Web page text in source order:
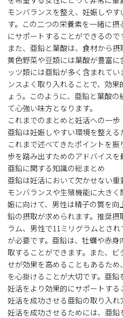
モンバランスを整え、妊娠しや
す。この二つの栄養素を一緒に
にサポートすることができるので
また、亜鉛と葉酸は、食材から
黄色野菜や豆類には葉酸が豊富
ッツ類には亜鉛が多く含まれて
ンスよく取り入れることで、効
ょう。このように、亜鉛と葉酸
て心強い味方となります。
これまでのまとめと妊活への一歩
亜鉛は妊娠しやすい環境を整える
これまで述べてきたポイントを
歩を踏み出すためのアドバイスを
亜鉛に関する知識の総まとめ
亜鉛は妊活において欠かせない
モンバランスや生殖機能に大き
娠に向けて、男性は精子の質を
鉛の摂取が求められます。推奨
ラム、男性で11ミリグラムとさ
が必要です。亜鉛は、牡蠣や赤
取することができます。また、
せが効果を高めることもあるた
を心掛けることが大切です。亜鉛
妊活をより効果的にサポートする
妊活を成功させる亜鉛の取り入れ
妊活を成功させるためには、亜